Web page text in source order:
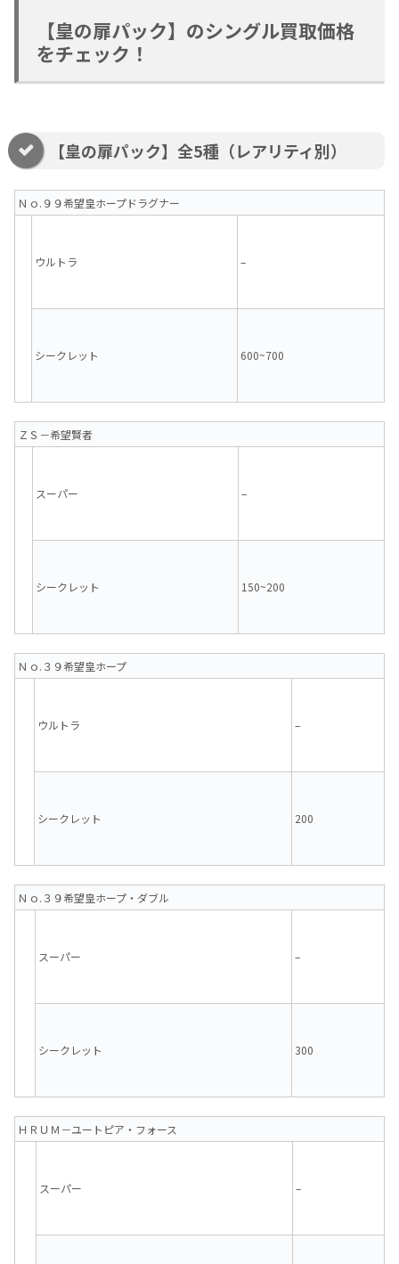
【皇の扉パック】のシングル買取価格
をチェック！
【皇の扉パック】全5種（レアリティ別）
Ｎｏ.９９希望皇ホープドラグナー
ウルトラ –
シークレット 600~700
ＺＳ－希望賢者
スーパー –
シークレット 150~200
Ｎｏ.３９希望皇ホープ
ウルトラ –
シークレット 200
Ｎｏ.３９希望皇ホープ・ダブル
スーパー –
シークレット 300
ＨＲＵＭ－ユートピア・フォース
スーパー –